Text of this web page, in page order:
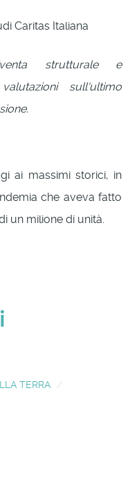
Caritas Italiana
strutturale e
sull'ultimo
ai massimi storici, in
che aveva fatto
un milione di unità.
TERRA